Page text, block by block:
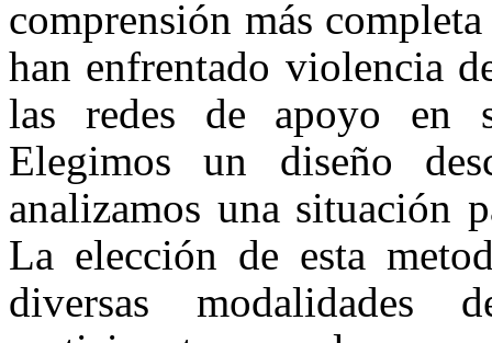
comprensión más
han enfrentado violencia
las redes de apoyo en
Elegimos un diseño
analizamos una situación
La elección de esta
diversas